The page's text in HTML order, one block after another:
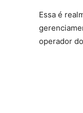
Essa é
operador